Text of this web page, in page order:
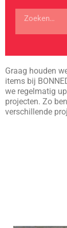
Graag houden
items bij
we regelmatig
projecten. Zo
verschillende